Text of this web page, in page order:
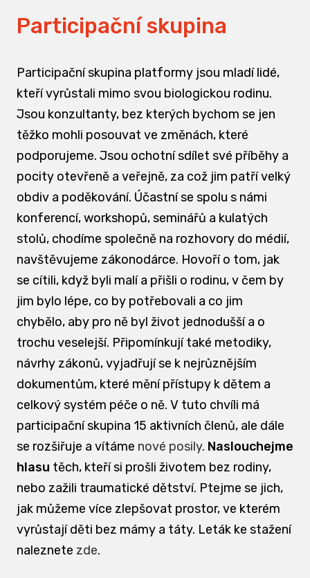
Participační skupina
Participační skupina platformy jsou mladí lidé,
kteří vyrůstali mimo svou biologickou rodinu.
Jsou konzultanty, bez kterých bychom se jen
těžko mohli posouvat ve změnách, které
podporujeme. Jsou ochotní sdílet své příběhy a
pocity otevřeně a veřejně, za což jim patří velký
obdiv a poděkování. Účastní se spolu s námi
konferencí, workshopů, seminářů a kulatých
stolů, chodíme společně na rozhovory do médií,
navštěvujeme zákonodárce. Hovoří o tom, jak
se cítili, když byli malí a přišli o rodinu, v čem by
jim bylo lépe, co by potřebovali a co jim
chybělo, aby pro ně byl život jednodušší a o
trochu veselejší. Připomínkují také metodiky,
návrhy zákonů, vyjadřují se k nejrůznějším
dokumentům, které mění přístupy k dětem a
celkový systém péče o ně. V tuto chvíli má
participační skupina 15 aktivních členů, ale dále
se rozšiřuje a vítáme nové posily. Naslouchejme
hlasu těch, kteří si prošli životem bez rodiny,
nebo zažili traumatické dětství. Ptejme se jich,
jak můžeme více zlepšovat prostor, ve kterém
vyrůstají děti bez mámy a táty. Leták ke stažení
naleznete zde.